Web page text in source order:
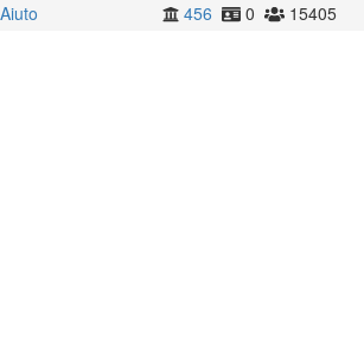
Aiuto 15405
0
456